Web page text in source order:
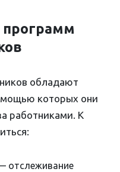
обладают
которых они
работниками. К
отслеживание